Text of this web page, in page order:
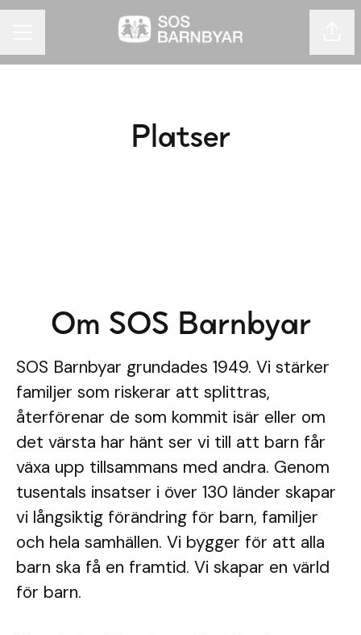
Platser
Om SOS Barnbyar
SOS Barnbyar grundades 1949. Vi stärker
familjer som riskerar att splittras,
återförenar de som kommit isär eller om
det värsta har hänt ser vi till att barn får
växa upp tillsammans med andra. Genom
tusentals insatser i över 130 länder skapar
vi långsiktig förändring för barn, familjer
och hela samhällen. Vi bygger för att alla
barn ska få en framtid. Vi skapar en värld
för barn.